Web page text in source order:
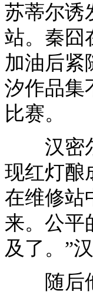
苏蒂尔诱
站。秦囧
加油后紧
汐作品集
比赛。
汉密尔
现红灯酿
在维修站
来。公平
及了。”
随后他